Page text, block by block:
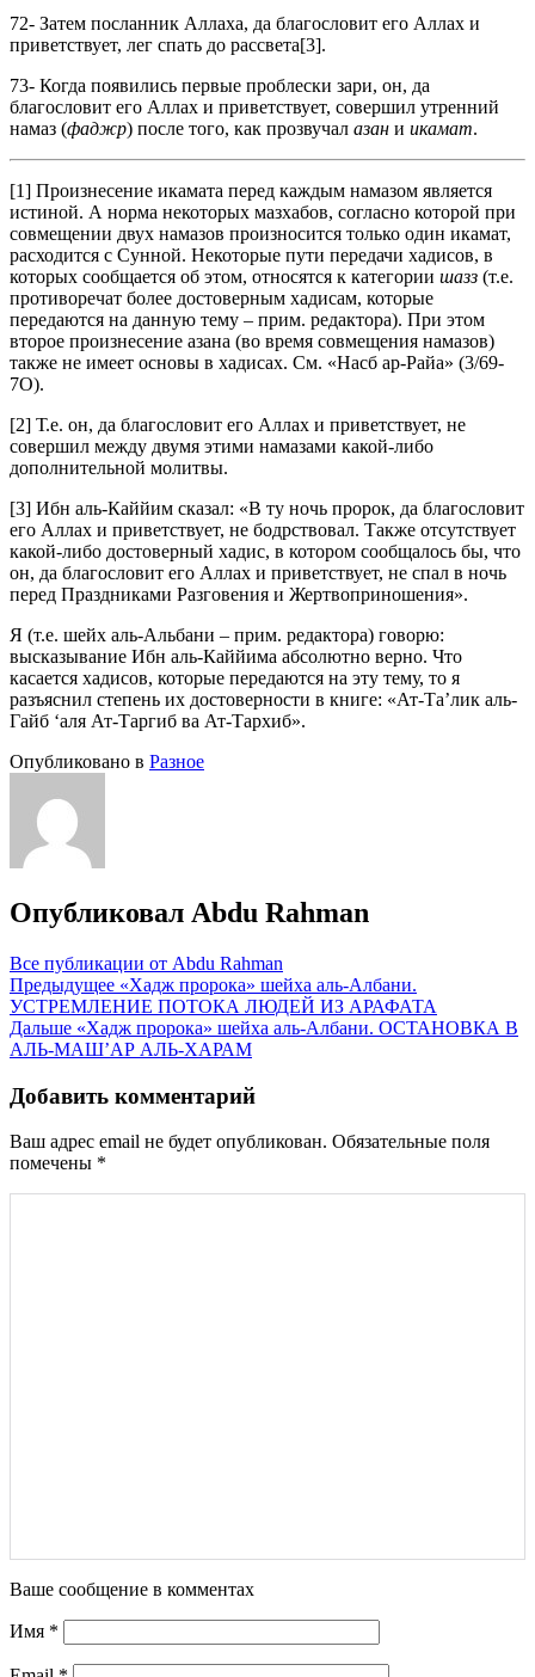
72- Затем посланник Аллаха, да благословит его Аллах и
приветствует, лег спать до рассвета[3].
73- Когда появились первые проблески зари, он, да
благословит его Аллах и приветствует, совершил утренний
намаз (фаджр) после того, как прозвучал азан и икамат.
[1] Произнесение икамата перед каждым намазом является
истиной. А норма некоторых мазхабов, согласно которой при
совмещении двух намазов произносится только один икамат,
расходится с Сунной. Некоторые пути передачи хадисов, в
которых сообщается об этом, относятся к категории шазз (т.е.
противоречат более достоверным хадисам, которые
передаются на данную тему – прим. редактора). При этом
второе произнесение азана (во время совмещения намазов)
также не имеет основы в хадисах. См. «Насб ар-Райа» (3/69-
7О).
[2] Т.е. он, да благословит его Аллах и приветствует, не
совершил между двумя этими намазами какой-либо
дополнительной молитвы.
[3] Ибн аль-Каййим сказал: «В ту ночь пророк, да благословит
его Аллах и приветствует, не бодрствовал. Также отсутствует
какой-либо достоверный хадис, в котором сообщалось бы, что
он, да благословит его Аллах и приветствует, не спал в ночь
перед Праздниками Разговения и Жертвоприношения».
Я (т.е. шейх аль-Альбани – прим. редактора) говорю:
высказывание Ибн аль-Каййима абсолютно верно. Что
касается хадисов, которые передаются на эту тему, то я
разъяснил степень их достоверности в книге: «Ат-Та’лик аль-
Гайб ‘аля Ат-Таргиб ва Ат-Тархиб».
Опубликовано в Разное
Опубликовал Abdu Rahman
Все публикации от Abdu Rahman
Навигация
по
записям
Предыдущее «Хадж пророка» шейха аль-Албани.
УСТРЕМЛЕНИЕ ПОТОКА ЛЮДЕЙ ИЗ АРАФАТА
Дальше «Хадж пророка» шейха аль-Албани. ОСТАНОВКА В
АЛЬ-МАШ’АР АЛЬ-ХАРАМ
Добавить комментарий
Ваш адрес email не будет опубликован. Обязательные поля
помечены *
Ваше сообщение в комментах
Имя *